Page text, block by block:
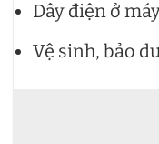
Dây điện ở
Vệ sinh, bảo